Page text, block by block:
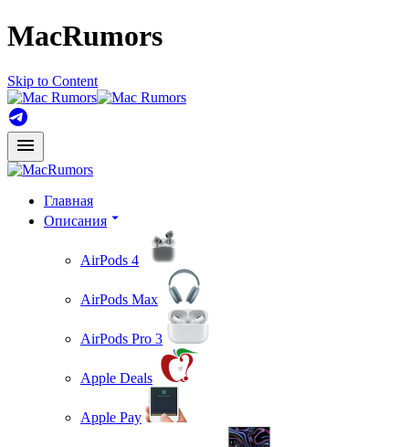
MacRumors
Skip to Content
Главная
Описания
AirPods 4
AirPods Max
AirPods Pro 3
Apple Deals
Apple Pay